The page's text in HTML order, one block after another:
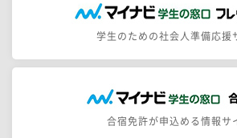
学生のための社会人準備応援
合宿免許が申込める情報サ